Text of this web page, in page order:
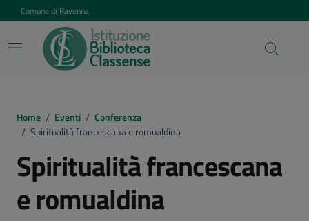
Vai ai contenuti
Vai al footer
Comune di Ravenna
Home / Eventi / Conferenza
/ Spiritualità francescana e romualdina
Spiritualità francescana
e romualdina